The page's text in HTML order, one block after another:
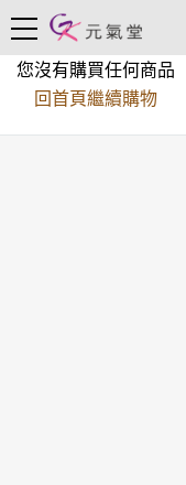
您沒有購買任何商品
回首頁繼續購物